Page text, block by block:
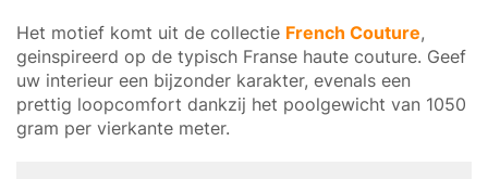
Het motief komt uit de collectie French Couture,
geinspireerd op de typisch Franse haute couture. Geef
uw interieur een bijzonder karakter, evenals een
prettig loopcomfort dankzij het poolgewicht van 1050
gram per vierkante meter.